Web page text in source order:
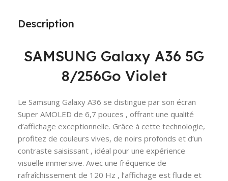
Description
SAMSUNG Galaxy A36 5G
8/256Go Violet
Le Samsung Galaxy A36 se distingue par son écran
Super AMOLED de 6,7 pouces , offrant une qualité
d’affichage exceptionnelle. Grâce à cette technologie,
profitez de couleurs vives, de noirs profonds et d’un
contraste saisissant , idéal pour une expérience
visuelle immersive. Avec une fréquence de
rafraîchissement de 120 Hz , l’affichage est fluide et